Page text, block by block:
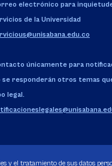
electrónico para
de la Universidad
únicamente para
se responderán otros temas
legal.
y el tratamiento de sus datos